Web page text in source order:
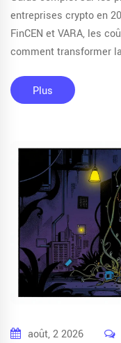
entreprises crypto en
FinCEN et VARA, les
comment transformer
Plus
août, 2 2026